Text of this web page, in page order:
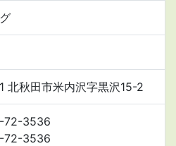
北秋田市米内沢字黒沢15-2
72-3536
72-3536